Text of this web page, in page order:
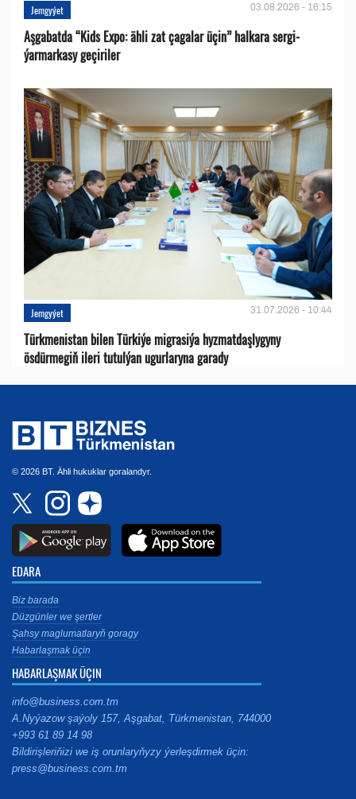
Jemgyýet 03.08.2026 - 16:15
Aşgabatda “Kids Expo: ähli zat çagalar üçin” halkara sergi-
ýarmarkasy geçiriler
Jemgyýet 31.07.2026 - 10:44
Türkmenistan bilen Türkiýe migrasiýa hyzmatdaşlygyny
ösdürmegiň ileri tutulýan ugurlaryna garady
© 2026 BT. Ähli hukuklar goralandyr.
EDARA
Biz barada
Düzgünler we şertler
Şahsy maglumatlaryň goragy
Habarlaşmak üçin
HABARLAŞMAK ÜÇIN
info@business.com.tm
A.Nyýazow şaýoly 157, Aşgabat, Türkmenistan, 744000
+993 61 89 14 98
Bildirişleriňizi we iş orunlaryňyzy ýerleşdirmek üçin:
press@business.com.tm